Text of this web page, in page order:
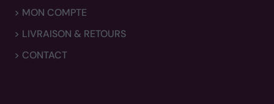
> MON COMPTE
> LIVRAISON & RETOURS
> CONTACT